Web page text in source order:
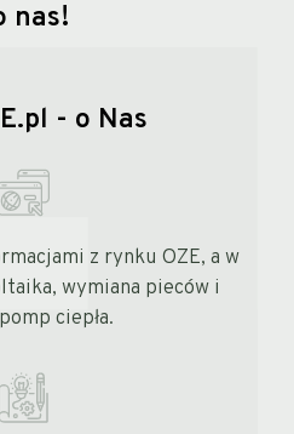
nas!
- o Nas
z rynku OZE, a w
wymiana pieców i
ciepła.